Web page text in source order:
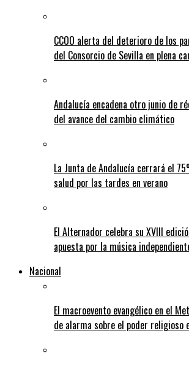
CCOO alerta del deterioro de los
del Consorcio de Sevilla en plena
Andalucía encadena otro junio de
del avance del cambio climático
La Junta de Andalucía cerrará el
salud por las tardes en verano
El Alternador celebra su XVIII
apuesta por la música
Nacional
El macroevento evangélico en el
de alarma sobre el poder religioso